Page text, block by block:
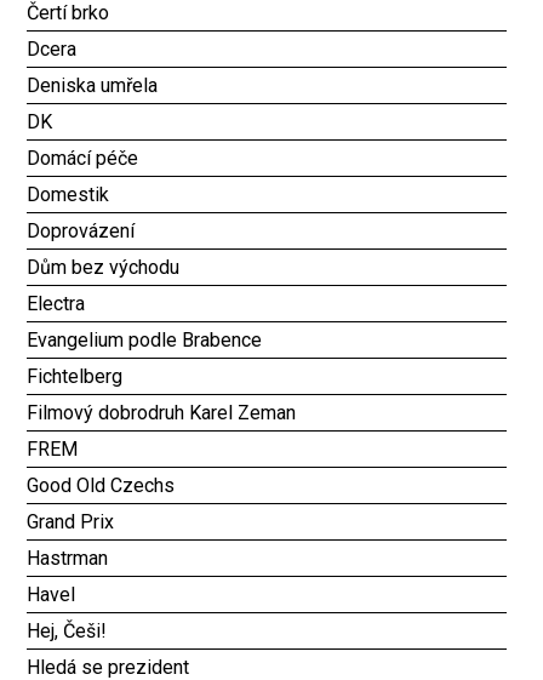
Čertí brko
Dcera
Deniska umřela
DK
Domácí péče
Domestik
Doprovázení
Dům bez východu
Electra
Evangelium podle Brabence
Fichtelberg
Filmový dobrodruh Karel Zeman
FREM
Good Old Czechs
Grand Prix
Hastrman
Havel
Hej, Češi!
Hledá se prezident